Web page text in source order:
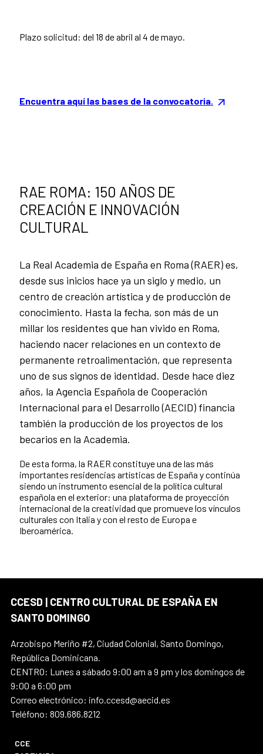
Plazo solicitud: del 18 de abril al 4 de mayo.
Encuentra aquí las bases de la convocatoria.
RAE ROMA: 150 AÑOS DE
CREACIÓN E INNOVACIÓN
CULTURAL
La Real Academia de España en Roma (RAER) es,
desde sus inicios hace ya un siglo y medio, un
centro de creación artística y de producción de
conocimiento. Hasta la fecha, son más de un
millar los residentes que han vivido en Roma,
haciendo nacer relaciones en un contexto de
permanente retroalimentación, que representa
uno de sus signos de identidad. Desde hace diez
años, la Agencia Española de Cooperación
Internacional para el Desarrollo (AECID) financia
también la producción de los proyectos de los
becarios en la Academia.
De esta forma, la RAER constituye una de las más
importantes residencias artísticas de España y continúa
siendo un instrumento esencial de la política cultural
española en el exterior: una plataforma de proyección
internacional de la creatividad que promueve los vínculos
culturales con Italia y con el resto de Europa e
Iberoamérica.
CCESD | CENTRO CULTURAL DE ESPAÑA EN
SANTO DOMINGO
Arzobispo Meriño #2, Ciudad Colonial, Santo Domingo,
República Dominicana.
CENTRO: Lunes a sábado 9:00 am a 9 pm y los domingos de
9:00 a 6:00 pm
Correo electrónico: info.ccesd@aecid.es
Teléfono: 809.686.8212
CCE